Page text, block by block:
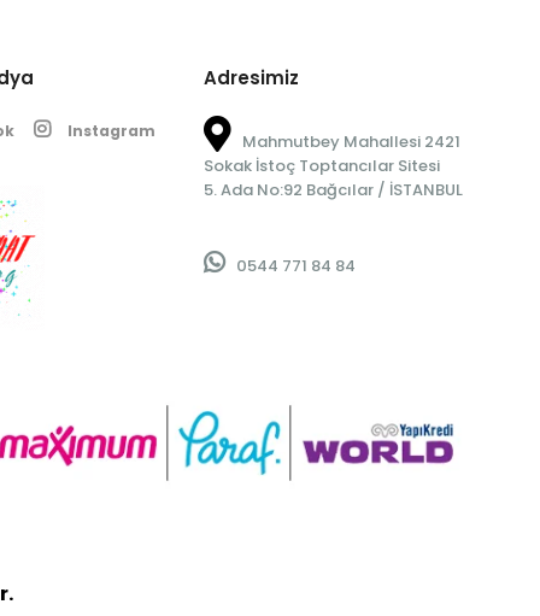
Instagram
Adresimiz
Mahmutbey Mahallesi 2421
Sokak İstoç Toptancılar Sitesi
5. Ada No:92 Bağcılar / İSTANBUL
0544 771 84 84